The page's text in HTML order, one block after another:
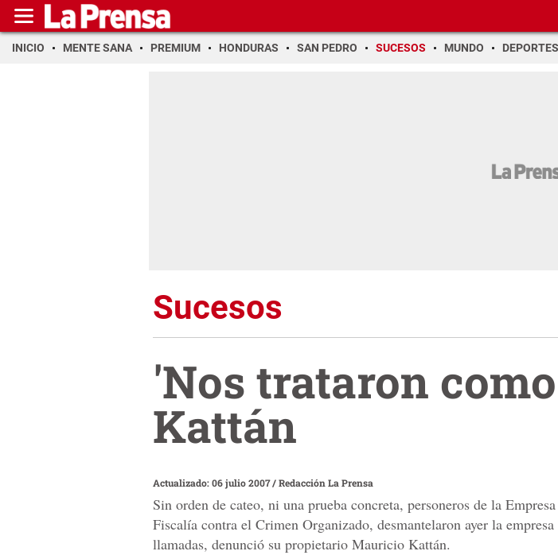
INICIO MENTE SANA PREMIUM HONDURAS SAN PEDRO SUCESOS MUNDO DEPORTES
Sucesos
'Nos trataron
Kattán
Actualizado: 06 julio 2007/Redacción La Prensa
Sin orden de cateo, ni una prueba concreta, personeros de la
Fiscalía contra el Crimen Organizado, desmantelaron ayer la
llamadas, denunció su propietario Mauricio Kattán.